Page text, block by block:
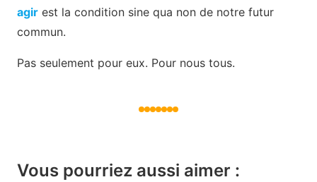
agir est la condition sine qua non de notre futur
commun.
Pas seulement pour eux. Pour nous tous.
Vous pourriez aussi aimer :